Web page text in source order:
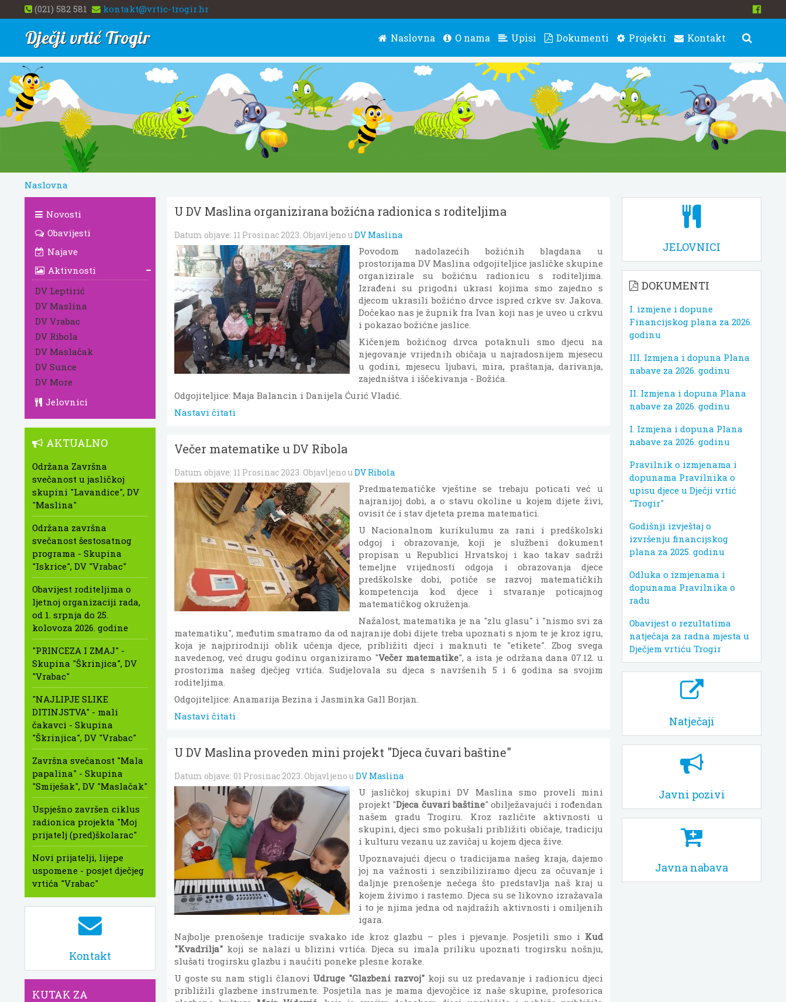
(021) 582 581 kontakt@vrtic-trogir.hr
Dječji vrtić Trogir Naslovna O nama Upisi Dokumenti Projekti Kontakt
Naslovna
U DV Maslina organizirana božićna radionica s roditeljima
Datum objave: 11 Prosinac 2023. Objavljeno uDV Maslina
Povodom nadolazećih božićnih blagdana u
prostorijama DV Maslina odgojiteljice jasličke skupine
organizirale su božićnu radionicu s roditeljima.
Izrađeni su prigodni ukrasi kojima smo zajedno s
djecom ukrasili božićno drvce ispred crkve sv. Jakova.
Dočekao nas je župnik fra Ivan koji nas je uveo u crkvu
i pokazao božićne jaslice.
Kičenjem božićnog drvca potaknuli smo djecu na
njegovanje vrijednih običaja u najradosnijem mjesecu
u godini, mjesecu ljubavi, mira, praštanja, darivanja,
zajedništva i iščekivanja - Božića.
Odgojiteljice: Maja Balancin i Danijela Ćurić Vladić.
Nastavi čitati
Večer matematike u DV Ribola
Datum objave: 11 Prosinac 2023. Objavljeno uDV Ribola
Predmatematičke vještine se trebaju poticati već u
najranijoj dobi, a o stavu okoline u kojem dijete živi,
ovisit će i stav djeteta prema matematici.
U Nacionalnom kurikulumu za rani i predškolski
odgoj i obrazovanje, koji je službeni dokument
propisan u Republici Hrvatskoj i kao takav sadrži
temeljne vrijednosti odgoja i obrazovanja djece
predškolske dobi, potiče se razvoj matematičkih
kompetencija kod djece i stvaranje poticajnog
matematičkog okruženja.
Nažalost, matematika je na "zlu glasu" i "nismo svi za
matematiku", međutim smatramo da od najranije dobi dijete treba upoznati s njom te je kroz igru,
koja je najprirodniji oblik učenja djece, približiti djeci i maknuti te "etikete". Zbog svega
navedenog, već drugu godinu organiziramo "Večer matematike", a ista je održana dana 07.12. u
prostorima našeg dječjeg vrtića. Sudjelovala su djeca s navršenih 5 i 6 godina sa svojim
roditeljima.
Odgojiteljice: Anamarija Bezina i Jasminka Gall Borjan.
Nastavi čitati
U DV Maslina proveden mini projekt "Djeca čuvari baštine"
Datum objave: 01 Prosinac 2023. Objavljeno uDV Maslina
U jasličkoj skupini DV Maslina smo proveli mini
projekt "Djeca čuvari baštine" obilježavajući i rođendan
našem gradu Trogiru. Kroz različite aktivnosti u
skupini, djeci smo pokušali približiti običaje, tradiciju
i kulturu vezanu uz zavičaj u kojem djeca žive.
Upoznavajući djecu o tradicijama našeg kraja, dajemo
joj na važnosti i senzibiliziramo djecu za očuvanje i
daljnje prenošenje nečega što predstavlja naš kraj u
kojem živimo i rastemo. Djeca su se likovno izražavala
i to je njima jedna od najdražih aktivnosti i omiljenih
igara.
Najbolje prenošenje tradicije svakako ide kroz glazbu – ples i pjevanje. Posjetili smo i Kud
"Kvadrilja" koji se nalazi u blizini vrtića. Djeca su imala priliku upoznati trogirsku nošnju,
slušati trogirsku glazbu i naučiti poneke plesne korake.
U goste su nam stigli članovi Udruge "Glazbeni razvoj"koji su uz predavanje i radionicu djeci
približili glazbene instrumente. Posjetila nas je mama djevojčice iz naše skupine, profesorica
Novosti
Obavijesti
Najave
Aktivnosti
DV Leptirić
DV Maslina
DV Vrabac
DV Ribola
DV Maslačak
DV Sunce
DV More
Jelovnici
AKTUALNO
Održana Završna
svečanost u jasličkoj
skupini "Lavandice", DV
"Maslina"
Održana završna
svečanost šestosatnog
programa - Skupina
"Iskrice", DV "Vrabac"
Obavijest roditeljima o
ljetnoj organizaciji rada,
od 1. srpnja do 25.
kolovoza 2026. godine
"PRINCEZA I ZMAJ" -
Skupina "Škrinjica", DV
"Vrabac"
"NAJLIPJE SLIKE
DITINJSTVA" - mali
čakavci - Skupina
"Škrinjica", DV "Vrabac"
Završna svečanost "Mala
papalina" - Skupina
"Smiješak", DV "Maslačak"
Uspješno završen ciklus
radionica projekta "Moj
prijatelj (pred)školarac"
Novi prijatelji, lijepe
uspomene - posjet dječjeg
vrtića "Vrabac"
Kontakt
KUTAK ZA
JELOVNICI
DOKUMENTI
I. izmjene i dopune
Financijskog plana za 2026.
godinu
III. Izmjena i dopuna Plana
nabave za 2026. godinu
II. Izmjena i dopuna Plana
nabave za 2026. godinu
I. Izmjena i dopuna Plana
nabave za 2026. godinu
Pravilnik o izmjenama i
dopunama Pravilnika o
upisu djece u Dječji vrtić
"Trogir"
Godišnji izvještaj o
izvršenju financijskog
plana za 2025. godinu
Odluka o izmjenama i
dopunama Pravilnika o
radu
Obavijest o rezultatima
natječaja za radna mjesta u
Dječjem vrtiću Trogir
Natječaji
Javni pozivi
Javna nabava